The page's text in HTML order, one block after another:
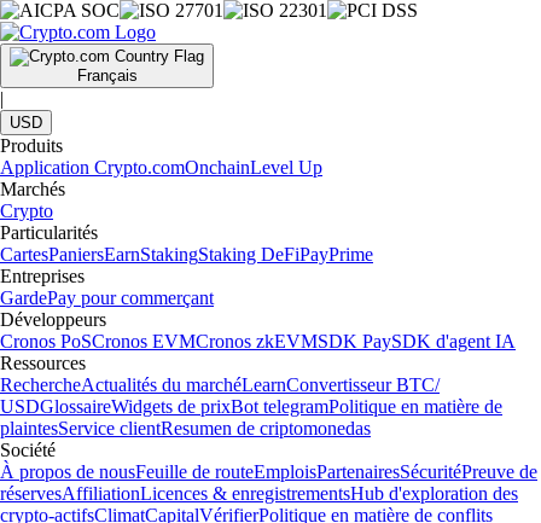
Français
|
USD
Produits
Application Crypto.comOnchainLevel Up
Marchés
Crypto
Particularités
CartesPaniersEarnStakingStaking DeFiPayPrime
Entreprises
GardePay pour commerçant
Développeurs
Cronos PoSCronos EVMCronos zkEVMSDK PaySDK d'agent IA
Ressources
RechercheActualités du marchéLearnConvertisseur BTC/
USDGlossaireWidgets de prixBot telegramPolitique en matière de
plaintesService clientResumen de criptomonedas
Société
À propos de nousFeuille de routeEmploisPartenairesSécuritéPreuve de
réservesAffiliationLicences & enregistrementsHub d'exploration des
crypto-actifsClimatCapitalVérifierPolitique en matière de conflits